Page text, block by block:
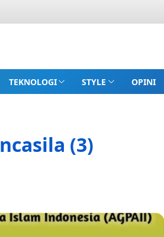
TEKNOLOGI STYLE OPINI
(3)